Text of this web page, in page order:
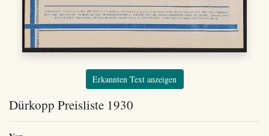
Erkannten Text anzeigen
Dürkopp Preisliste 1930